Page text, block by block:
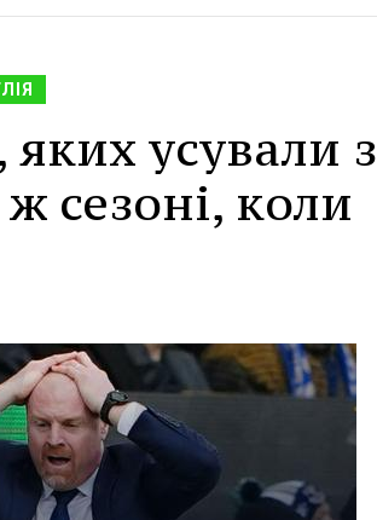
усували з
сезоні, коли